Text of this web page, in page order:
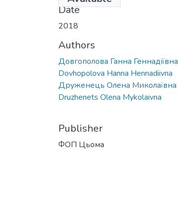
Date
2018
Authors
Довгополова Ганна Геннадіївна
Dovhopolova Hanna Hennadiivna
Друженець Олена Миколаївна
Druzhenets Olena Mykolaivna
Publisher
ФОП Цьома